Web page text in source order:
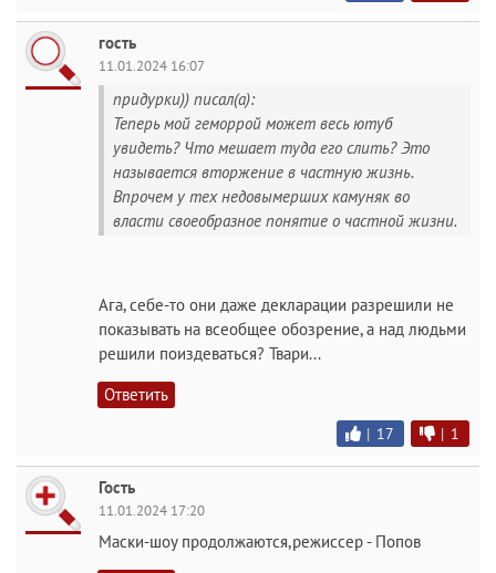
гость
11.01.2024 16:07
придурки)) писал(а):
Теперь мой геморрой может весь ютуб
увидеть? Что мешает туда его слить? Это
называется вторжение в частную жизнь.
Впрочем у тех недовымерших камуняк во
власти своеобразное понятие о частной жизни.
Ага, себе-то они даже декларации разрешили не
показывать на всеобщее обозрение, а над людьми
решили поиздеваться? Твари...
Ответить
| 17 | 1
Гость
11.01.2024 17:20
Маски-шоу продолжаются,режиссер - Попов